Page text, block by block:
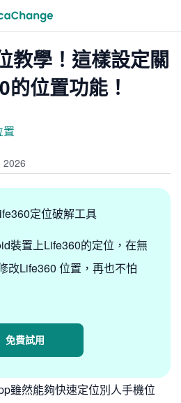
教學！這樣設定關
位置功能！
置
2026
定位破解工具
裝置上Life360的定位，在無
改Life360 位置，再也不怕
免費試用
雖然能夠快速定位別人手機位